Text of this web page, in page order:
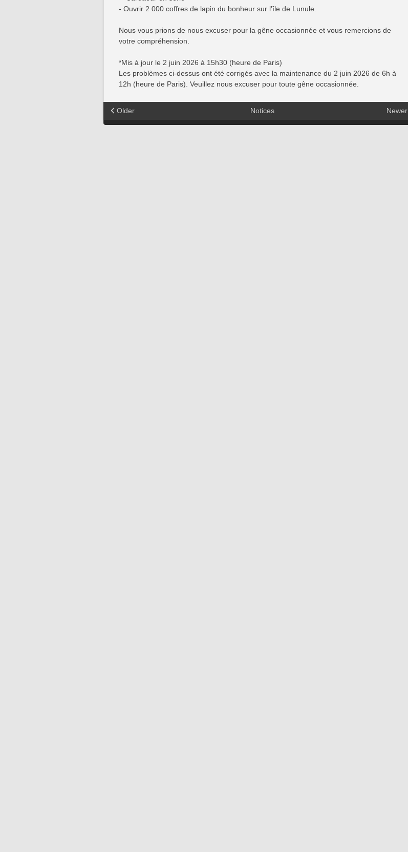
- Ouvrir 2 000 coffres de lapin du bonheur sur l'île de Lunule.
Nous vous prions de nous excuser pour la gêne occasionnée et vous remercions de
votre compréhension.
*Mis à jour le 2 juin 2026 à 15h30 (heure de Paris)
Les problèmes ci-dessus ont été corrigés avec la maintenance du 2 juin 2026 de 6h à
12h (heure de Paris). Veuillez nous excuser pour toute gêne occasionnée.
Older Notices Newer